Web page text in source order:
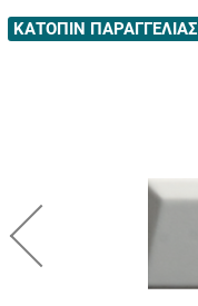
ΚΑΤΟΠΙΝ ΠΑΡΑΓΓΕΛΙΑΣ